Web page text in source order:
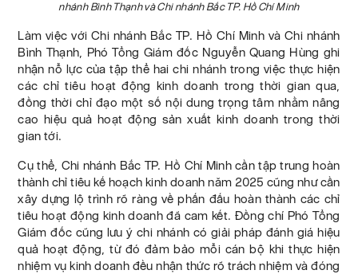
nhánh Bình Thạnh và Chi nhánh Bắc TP. Hồ Chí Minh
Làm việc với Chi nhánh Bắc TP. Hồ Chí Minh và Chi nhánh
Bình Thạnh, Phó Tổng Giám đốc Nguyễn Quang Hùng ghi
nhận nỗ lực của tập thể hai chi nhánh trong việc thực hiện
các chỉ tiêu hoạt động kinh doanh trong thời gian qua,
đồng thời chỉ đạo một số nội dung trọng tâm nhằm nâng
cao hiệu quả hoạt động sản xuất kinh doanh trong thời
gian tới.
Cụ thể, Chi nhánh Bắc TP. Hồ Chí Minh cần tập trung hoàn
thành chỉ tiêu kế hoạch kinh doanh năm 2025 cũng như cần
xây dựng lộ trình rõ ràng về phấn đấu hoàn thành các chỉ
tiêu hoạt động kinh doanh đã cam kết. Đồng chí Phó Tổng
Giám đốc cũng lưu ý chi nhánh có giải pháp đánh giá hiệu
quả hoạt động, từ đó đảm bảo mỗi cán bộ khi thực hiện
nhiệm vụ kinh doanh đều nhận thức rõ trách nhiệm và đóng